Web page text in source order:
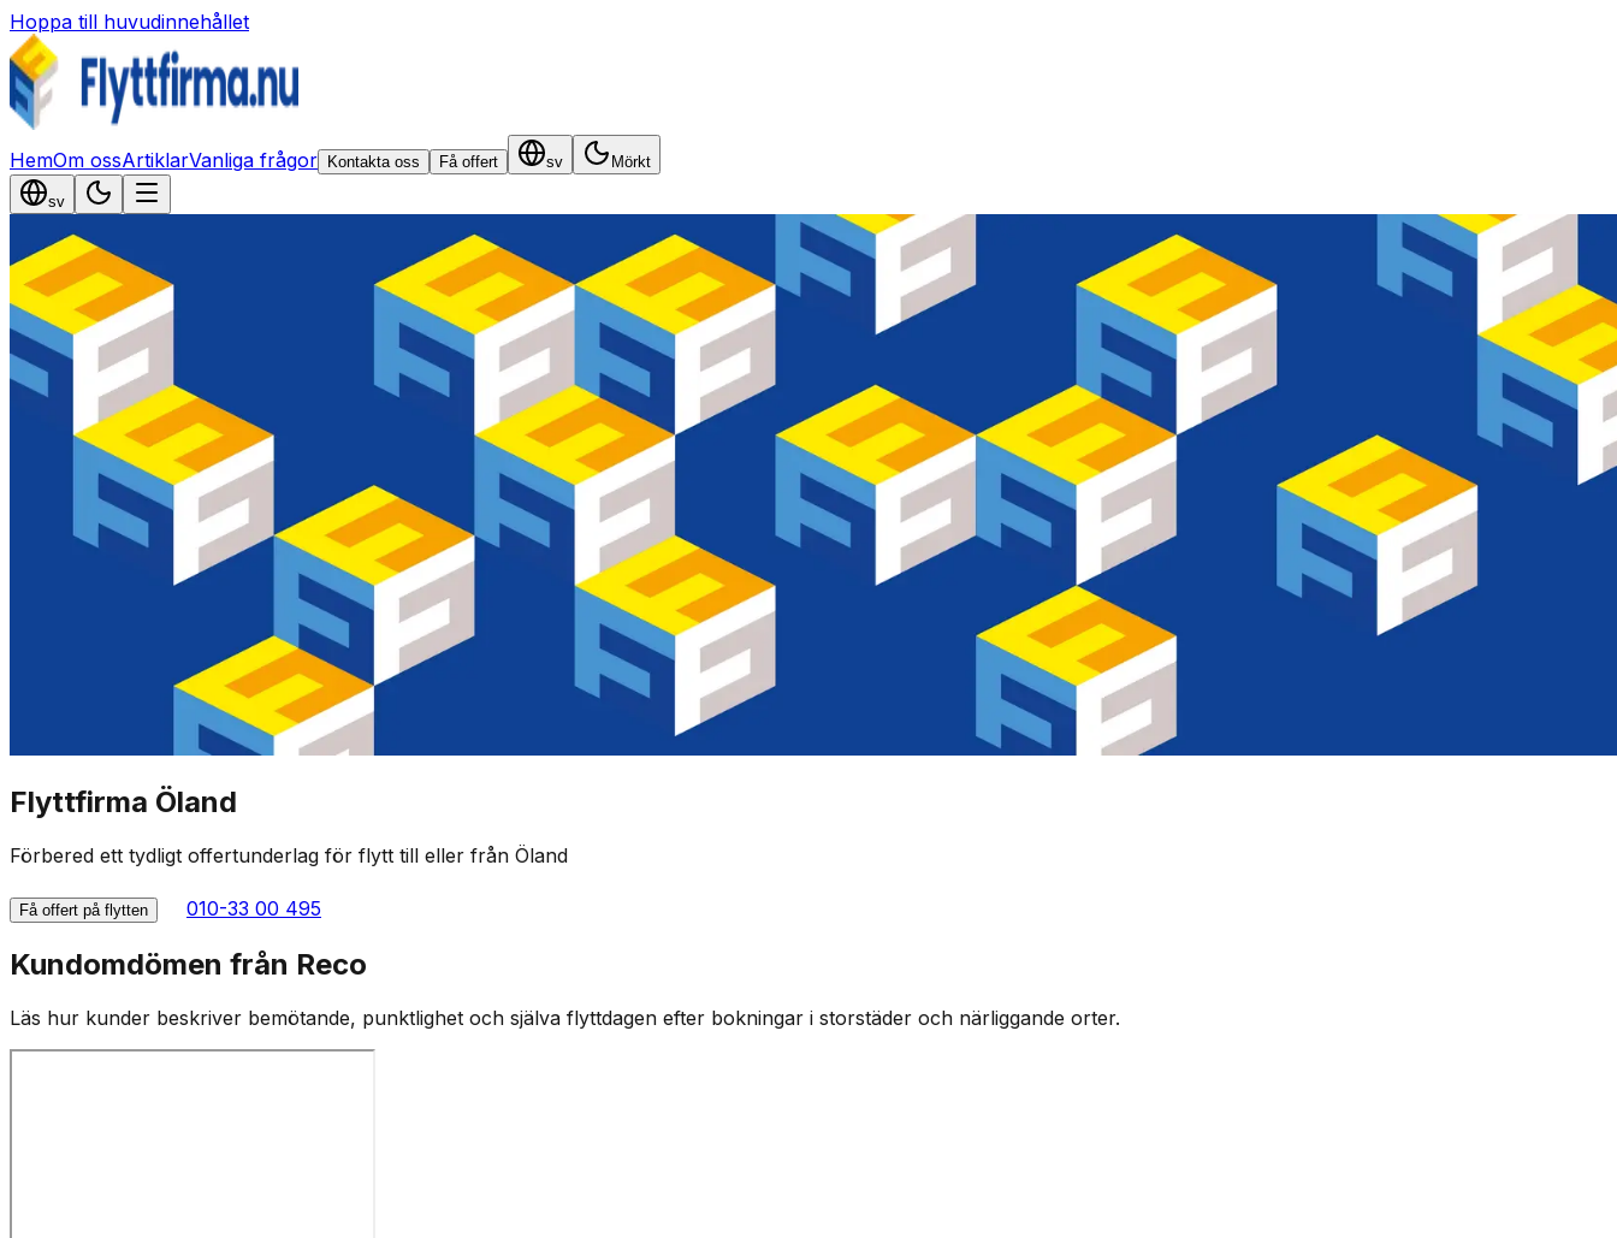
Hoppa till huvudinnehållet
HemOm ossArtiklarVanliga frågor Kontakta oss Få offert sv Mörkt
sv
Flyttfirma Öland
Förbered ett tydligt offertunderlag för flytt till eller från Öland
Få offert på flytten 010-33 00 495
Kundomdömen från Reco
Läs hur kunder beskriver bemötande, punktlighet och själva flyttdagen efter bokningar i storstäder och närliggande orter.